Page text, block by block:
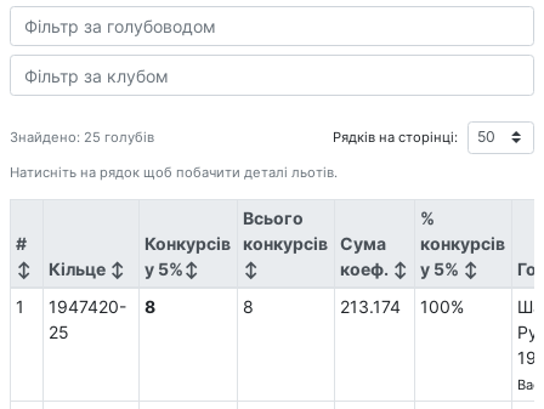
Знайдено: 25 голубів Рядків на сторінці:
Натисніть на рядок щоб побачити деталі льотів.
#
↕
Кільце ↕
Конкурсів
у 5%↕
Всього
конкурсів
↕
Сума
коеф. ↕
%
конкурсів
у 5% ↕
1
1947420-
25
8 8 213.174 100%